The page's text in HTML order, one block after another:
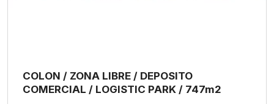
COLON / ZONA LIBRE / DEPOSITO
COMERCIAL / LOGISTIC PARK / 747m2